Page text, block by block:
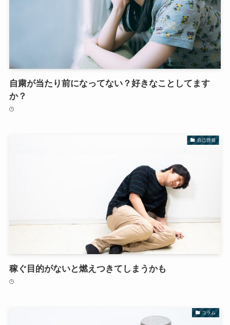
自粛が当たり前になってない？好きなことしてます
か？
自己啓発
稼ぐ目的がないと燃えつきてしまうかも
コラム